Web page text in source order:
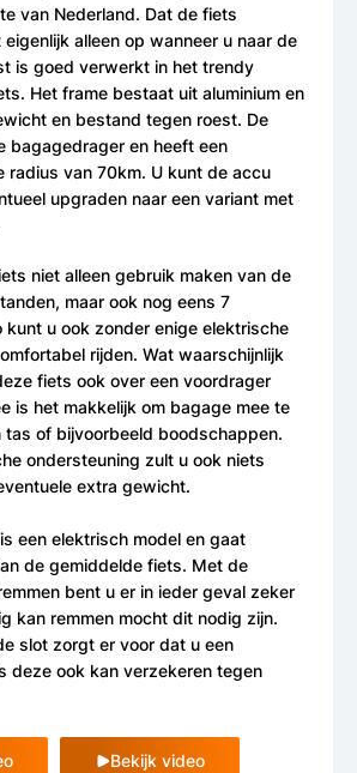
van Nederland. Dat de fiets
alleen op wanneer u naar de
is goed verwerkt in het trendy
Het frame bestaat uit aluminium en
en bestand tegen roest. De
bagagedrager en heeft een
radius van 70km. U kunt de accu
upgraden naar een variant met
niet alleen gebruik maken van de
maar ook nog eens 7
kunt u ook zonder enige elektrische
rijden. Wat waarschijnlijk
fiets ook over een voordrager
is het makkelijk om bagage mee te
tas of bijvoorbeeld boodschappen.
ondersteuning zult u ook niets
extra gewicht.
een elektrisch model en gaat
de gemiddelde fiets. Met de
bent u er in ieder geval zeker
kan remmen mocht dit nodig zijn.
slot zorgt er voor dat u een
deze ook kan verzekeren tegen
Bekijk video